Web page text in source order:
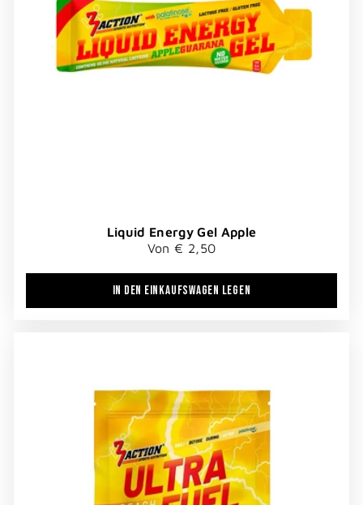
Liquid Energy Gel Apple
Von € 2,50
IN DEN EINKAUFSWAGEN LEGEN